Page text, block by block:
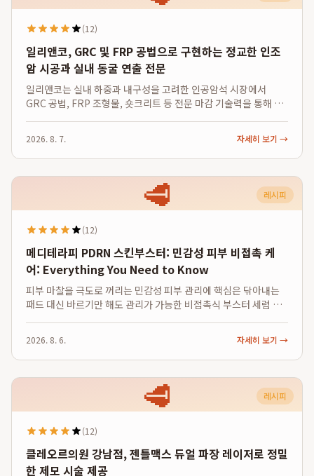
(12)
일리앤코, GRC 및 FRP 공법으로 구현하는 정교한 인조
암 시공과 실내 동굴 연출 전문
일리앤코는 실내 하중과 내구성을 고려한 인공암석 시장에서
GRC 공법, FRP 조형물, 숏크리트 등 전문 마감 기술력을 통해 기
감의 인조암 시공 및 실내 동굴 연출을 전문으로 합니다. 특히, 제
조 기반의 기술력으로 디...
2026. 8. 7. 자세히 보기 →
🥩 레시피
(12)
메디테라피 PDRN 스킨부스터: 민감성 피부 비접촉 케
어: Everything You Need to Know
피부 마찰을 극도로 꺼리는 민감성 피부 관리에 핵심은 닦아내는
패드 대신 바르기만 해도 관리가 가능한 비접촉식 부스터 세럼 활
을 중심으로 한 스킨부스터 세럼 라인업으로 피부 자극 없는 홈케
어를 제공하며, 특히 502...
2026. 8. 6. 자세히 보기 →
🥩 레시피
(12)
클레오르의원 강남점, 젠틀맥스 듀얼 파장 레이저로 정밀
한 제모 시술 제공